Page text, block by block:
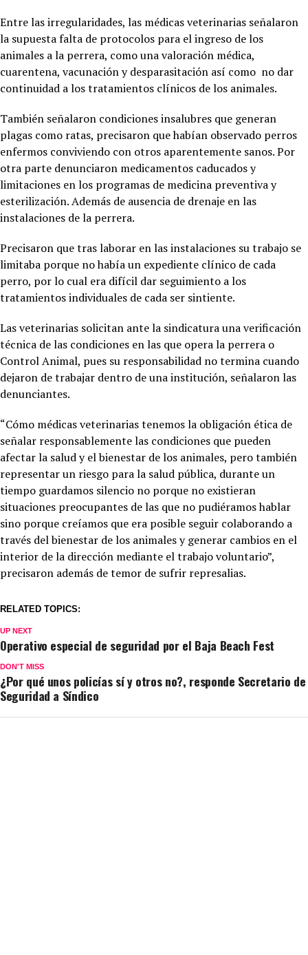
Entre las irregularidades, las médicas veterinarias señalaron
la supuesta falta de protocolos para el ingreso de los
animales a la perrera, como una valoración médica,
cuarentena, vacunación y desparasitación así como no dar
continuidad a los tratamientos clínicos de los animales.
También señalaron condiciones insalubres que generan
plagas como ratas, precisaron que habían observado perros
enfermos conviviendo con otros aparentemente sanos. Por
otra parte denunciaron medicamentos caducados y
limitaciones en los programas de medicina preventiva y
esterilización. Además de ausencia de drenaje en las
instalaciones de la perrera.
Precisaron que tras laborar en las instalaciones su trabajo se
limitaba porque no había un expediente clínico de cada
perro, por lo cual era difícil dar seguimiento a los
tratamientos individuales de cada ser sintiente.
Las veterinarias solicitan ante la sindicatura una verificación
técnica de las condiciones en las que opera la perrera o
Control Animal, pues su responsabilidad no termina cuando
dejaron de trabajar dentro de una institución, señalaron las
denunciantes.
“Cómo médicas veterinarias tenemos la obligación ética de
señalar responsablemente las condiciones que pueden
afectar la salud y el bienestar de los animales, pero también
representar un riesgo para la salud pública, durante un
tiempo guardamos silencio no porque no existieran
situaciones preocupantes de las que no pudiéramos hablar
sino porque creíamos que era posible seguir colaborando a
través del bienestar de los animales y generar cambios en el
interior de la dirección mediante el trabajo voluntario”,
precisaron además de temor de sufrir represalias.
RELATED TOPICS:
UP NEXT
Operativo especial de seguridad por el Baja Beach Fest
DON'T MISS
¿Por qué unos policías sí y otros no?, responde Secretario de
Seguridad a Síndico